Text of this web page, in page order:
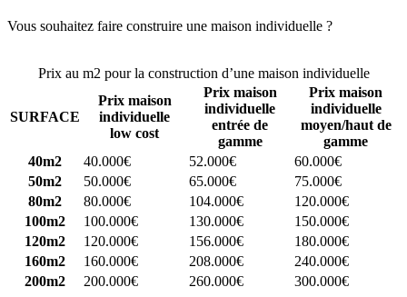
Vous souhaitez faire construire une maison individuelle ?
Prix au m2 pour la construction d’une maison individuelle
SURFACE
Prix maison
individuelle
low cost
Prix maison
individuelle
entrée de
gamme
Prix maison
individuelle
moyen/haut de
gamme
40m2
40.000€ 52.000€
60.000€
50m2
50.000€ 65.000€
75.000€
80m2
80.000€ 104.000€
120.000€
100m2
100.000€ 130.000€
150.000€
120m2
120.000€ 156.000€
180.000€
160m2
160.000€ 208.000€
240.000€
200m2
200.000€ 260.000€ 300.000€